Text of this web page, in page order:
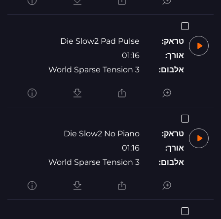
טראק:
Die Slow2 Pad Pulse
אורך:
01:16
אלבום:
World Sparse Tension 3
טראק:
Die Slow2 No Piano
אורך:
01:16
אלבום:
World Sparse Tension 3